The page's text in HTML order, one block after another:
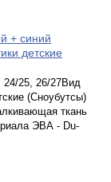
+ синий
детские
24/25, 26/27Вид
(Сноубутсы)
ткань
ЭВА - Du-